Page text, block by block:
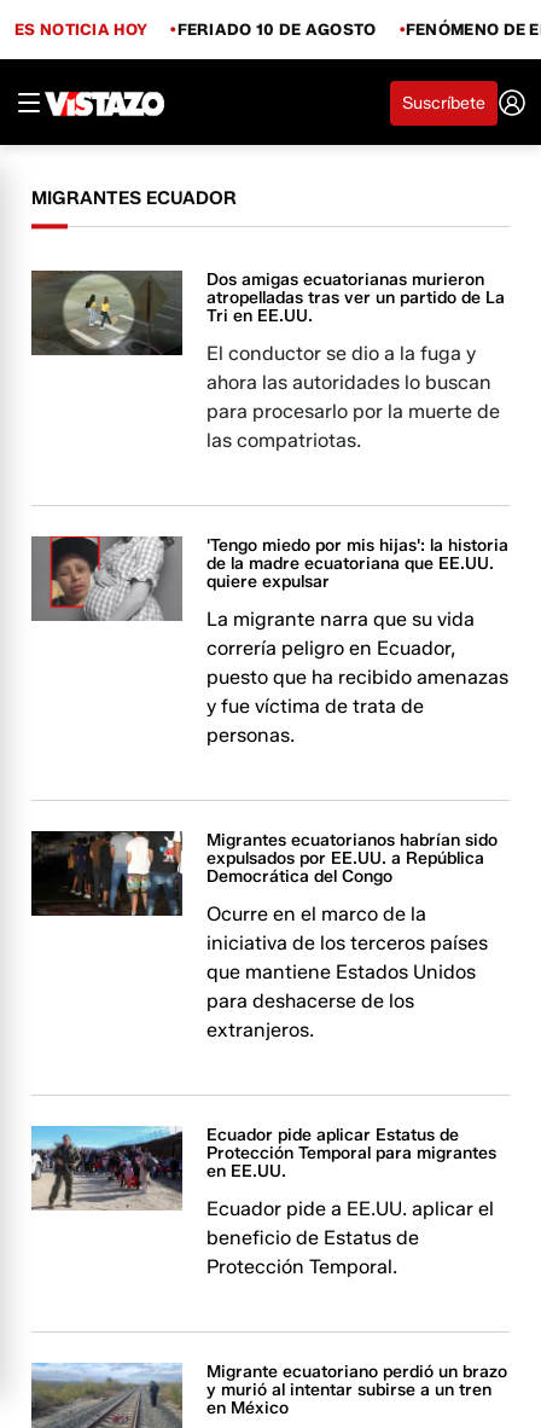
ES NOTICIA HOY FERIADO 10 DE AGOSTO FENÓMENO DE
Suscríbete
MIGRANTES ECUADOR
Dos amigas ecuatorianas murieron
atropelladas tras ver un partido de La
Tri en EE.UU.
El conductor se dio a la fuga y
ahora las autoridades lo buscan
para procesarlo por la muerte de
las compatriotas.
'Tengo miedo por mis hijas': la historia
de la madre ecuatoriana que EE.UU.
quiere expulsar
La migrante narra que su vida
correría peligro en Ecuador,
puesto que ha recibido amenazas
y fue víctima de trata de
personas.
Migrantes ecuatorianos habrían sido
expulsados por EE.UU. a República
Democrática del Congo
Ocurre en el marco de la
iniciativa de los terceros países
que mantiene Estados Unidos
para deshacerse de los
extranjeros.
Ecuador pide aplicar Estatus de
Protección Temporal para migrantes
en EE.UU.
Ecuador pide a EE.UU. aplicar el
beneficio de Estatus de
Protección Temporal.
Migrante ecuatoriano perdió un brazo
y murió al intentar subirse a un tren
en México